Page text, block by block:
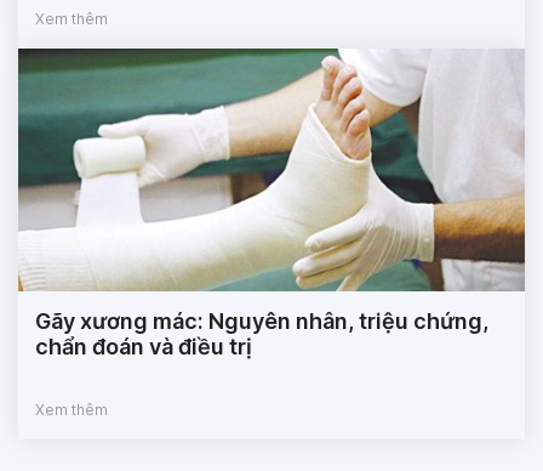
Xem thêm
Gãy xương mác: Nguyên nhân, triệu chứng,
chẩn đoán và điều trị
Xem thêm